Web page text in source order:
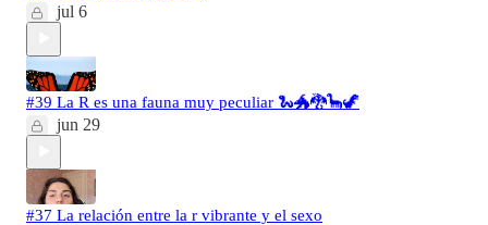
jul 6
#39 La R es una fauna muy peculiar 🐍🐲🐉🦕🦖
jun 29
#37 La relación entre la r vibrante y el sexo